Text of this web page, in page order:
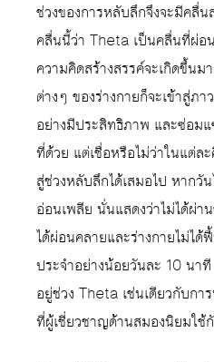
ช่วงของการหลับลึกจึงจะมีคลื่น
คลื่นนี้ว่า Theta เป็นคลื่นที่ผ่อ
ความคิดสร้างสรรค์จะเกิดขึ้น
ต่างๆ ของร่างกายก็จะเข้าสู่ภ
อย่างมีประสิทธิภาพ และซ่อม
ที่ด้วย แต่เชื่อหรือไม่ว่าในแต่ล
สู่ช่วงหลับลึกได้เสมอไป หากวั
อ่อนเพลีย นั่นแสดงว่าไม่ได้ผ่า
ได้ผ่อนคลายและร่างกายไม่ได้
ประจำอย่างน้อยวันละ 10 นา
อยู่ช่วง Theta เช่นเดียวกับกา
ที่ผู้เชี่ยวชาญด้านสมองนิยมใช้